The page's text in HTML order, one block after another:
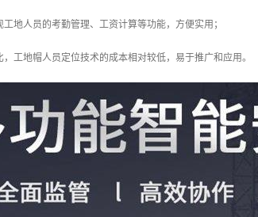
地人员的考勤管理、工资计算等功能，方便实用；
工地帽人员定位技术的成本相对较低，易于推广和应用。